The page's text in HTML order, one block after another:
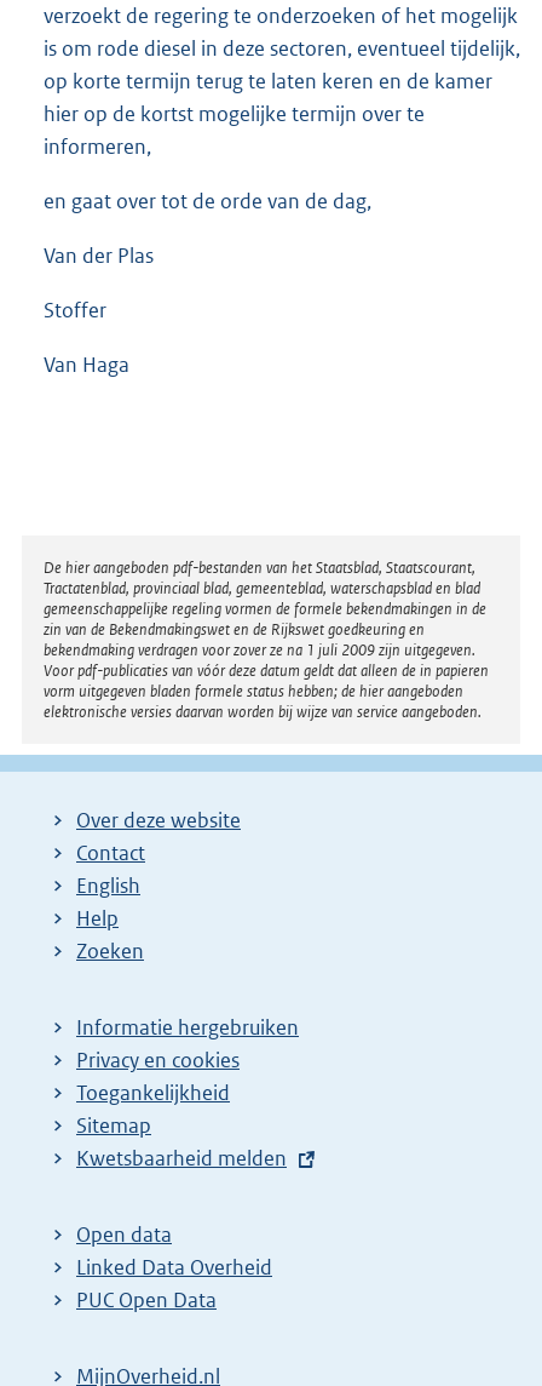
verzoekt de regering te onderzoeken of het mogelijk
is om rode diesel in deze sectoren, eventueel tijdelijk,
op korte termijn terug te laten keren en de kamer
hier op de kortst mogelijke termijn over te
informeren,
en gaat over tot de orde van de dag,
Van der Plas
Stoffer
Van Haga
Disclaimer
De hier aangeboden pdf-bestanden van het Staatsblad, Staatscourant,
Tractatenblad, provinciaal blad, gemeenteblad, waterschapsblad en blad
gemeenschappelijke regeling vormen de formele bekendmakingen in de
zin van de Bekendmakingswet en de Rijkswet goedkeuring en
bekendmaking verdragen voor zover ze na 1 juli 2009 zijn uitgegeven.
Voor pdf-publicaties van vóór deze datum geldt dat alleen de in papieren
vorm uitgegeven bladen formele status hebben; de hier aangeboden
elektronische versies daarvan worden bij wijze van service aangeboden.
Over deze website
Contact
English
Help
Zoeken
Informatie hergebruiken
Privacy en cookies
Toegankelijkheid
Sitemap
E
t
e
r
Kwetsbaarheid melden
Open data
Linked Data Overheid
PUC Open Data
MijnOverheid.nl